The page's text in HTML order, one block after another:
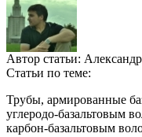
Автор статьи:
Статьи по теме:
Трубы, армированные
углеродо-базальтовым
карбон-базальтовым